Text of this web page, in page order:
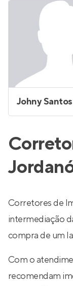
Johny
Corretores de
intermediação
compra de um
Com o
recomendam